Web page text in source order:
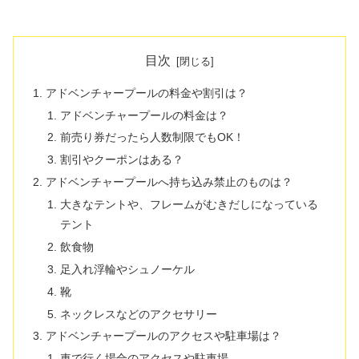
目次
アドベンチャープールの料金や割引は？
アドベンチャープールの料金は？
前売り券だったら人数制限でもOK！
割引やクーポンはある？
アドベンチャープールへ持ち込み禁止のものは？
大きなテントや、フレームがむきだしになっている
テント
飲食物
足入れ浮輪やシュノーケル
靴
ネックレスなどのアクセサリー
アドベンチャープールのアクセスや駐車場は？